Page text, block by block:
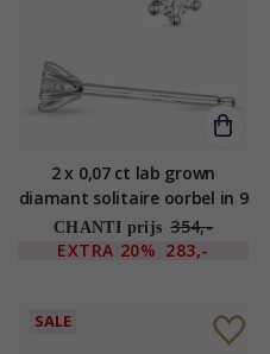
2 x 0,07 ct lab grown
diamant solitaire oorbel in 9
karaat witgoud met lab
grown diamant
CHANTI prijs 354,-
EXTRA 20% 283,-
SALE